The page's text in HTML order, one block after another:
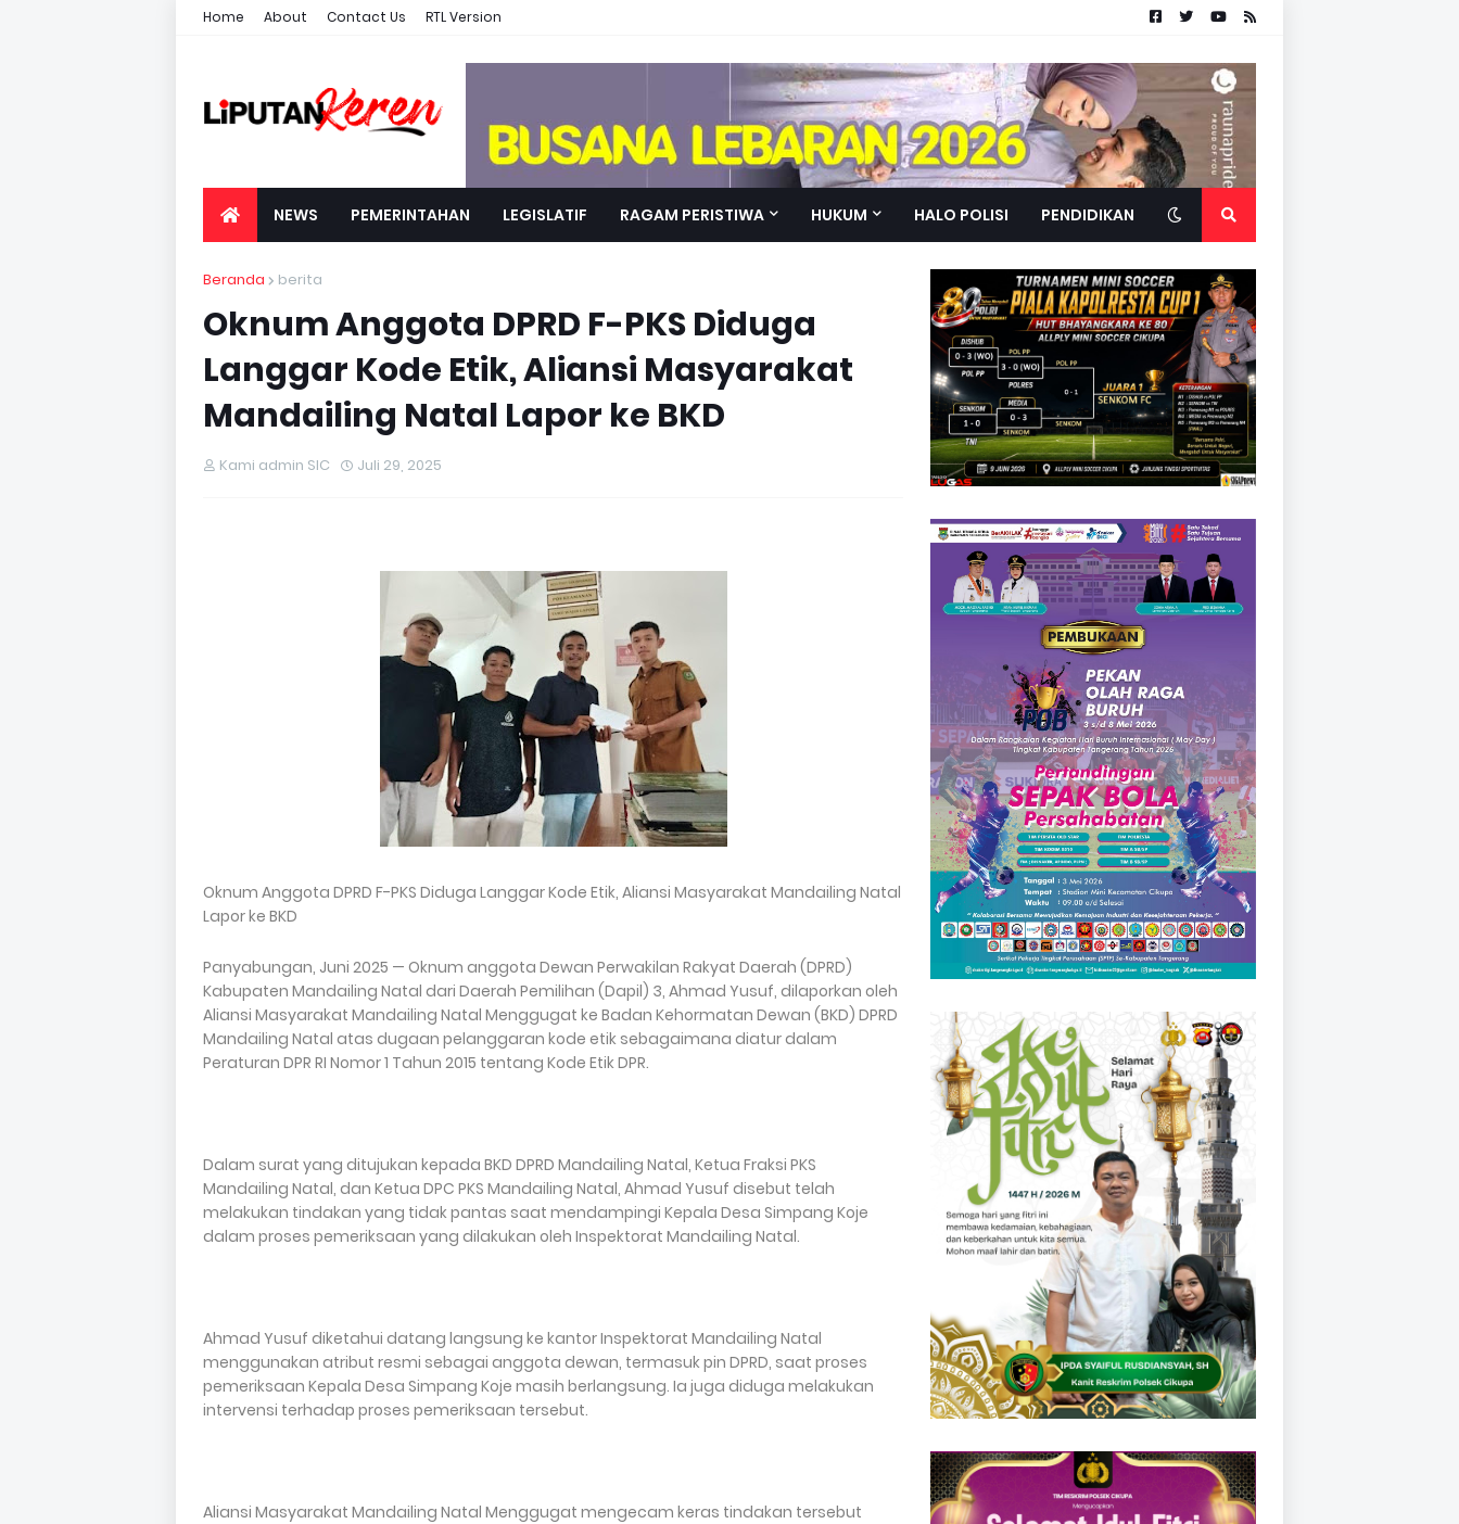
Home About Contact Us RTL Version
NEWS PEMERINTAHAN LEGISLATIF RAGAM PERISTIWA HUKUM HALO POLISI PENDIDIKAN
Beranda berita
Oknum Anggota DPRD F-PKS Diduga
Langgar Kode Etik, Aliansi Masyarakat
Mandailing Natal Lapor ke BKD
Kami admin SIC Juli 29, 2025
Oknum Anggota DPRD F-PKS Diduga Langgar Kode Etik, Aliansi Masyarakat Mandailing Natal
Lapor ke BKD
Panyabungan, Juni 2025 — Oknum anggota Dewan Perwakilan Rakyat Daerah (DPRD)
Kabupaten Mandailing Natal dari Daerah Pemilihan (Dapil) 3, Ahmad Yusuf, dilaporkan oleh
Aliansi Masyarakat Mandailing Natal Menggugat ke Badan Kehormatan Dewan (BKD) DPRD
Mandailing Natal atas dugaan pelanggaran kode etik sebagaimana diatur dalam
Peraturan DPR RI Nomor 1 Tahun 2015 tentang Kode Etik DPR.
Dalam surat yang ditujukan kepada BKD DPRD Mandailing Natal, Ketua Fraksi PKS
Mandailing Natal, dan Ketua DPC PKS Mandailing Natal, Ahmad Yusuf disebut telah
melakukan tindakan yang tidak pantas saat mendampingi Kepala Desa Simpang Koje
dalam proses pemeriksaan yang dilakukan oleh Inspektorat Mandailing Natal.
Ahmad Yusuf diketahui datang langsung ke kantor Inspektorat Mandailing Natal
menggunakan atribut resmi sebagai anggota dewan, termasuk pin DPRD, saat proses
pemeriksaan Kepala Desa Simpang Koje masih berlangsung. Ia juga diduga melakukan
intervensi terhadap proses pemeriksaan tersebut.
Aliansi Masyarakat Mandailing Natal Menggugat mengecam keras tindakan tersebut